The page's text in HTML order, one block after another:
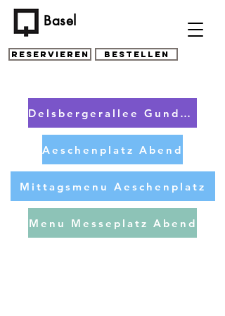
Basel
Reservieren Bestellen
Delsbergerallee Gundeli Abend
Aeschenplatz Abend
Mittagsmenu Aeschenplatz
Menu Messeplatz Abend